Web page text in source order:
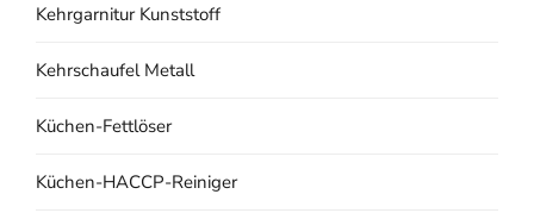
Kehrgarnitur Kunststoff
Kehrschaufel Metall
Küchen-Fettlöser
Küchen-HACCP-Reiniger